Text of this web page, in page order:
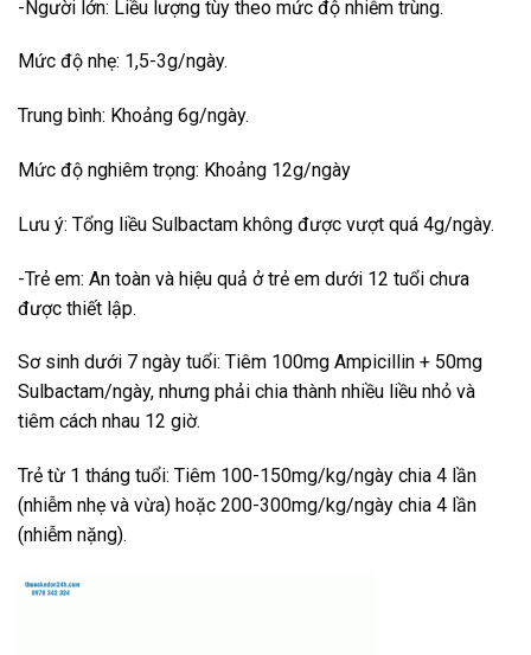
-Người lớn: Liều lượng tùy theo mức độ nhiễm trùng.
Mức độ nhẹ: 1,5-3g/ngày.
Trung bình: Khoảng 6g/ngày.
Mức độ nghiêm trọng: Khoảng 12g/ngày
Lưu ý: Tổng liều Sulbactam không được vượt quá 4g/ngày.
-Trẻ em: An toàn và hiệu quả ở trẻ em dưới 12 tuổi chưa
được thiết lập.
Sơ sinh dưới 7 ngày tuổi: Tiêm 100mg Ampicillin + 50mg
Sulbactam/ngày, nhưng phải chia thành nhiều liều nhỏ và
tiêm cách nhau 12 giờ.
Trẻ từ 1 tháng tuổi: Tiêm 100-150mg/kg/ngày chia 4 lần
(nhiễm nhẹ và vừa) hoặc 200-300mg/kg/ngày chia 4 lần
(nhiễm nặng).